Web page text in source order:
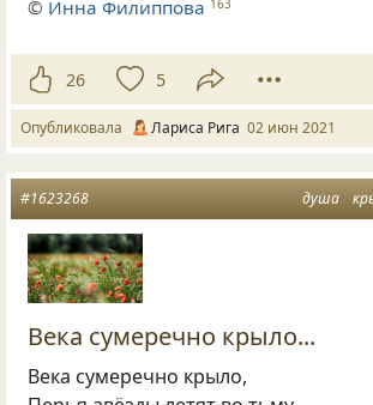
© Инна Филиппова 163
26 5
Опубликовала Лариса Рига 02 июн 2021
душа
#1623268
Века сумеречно крыло...
Века сумеречно крыло,